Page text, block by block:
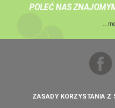
POLEĆ NAS
ZASADY KORZYSTANIA Z